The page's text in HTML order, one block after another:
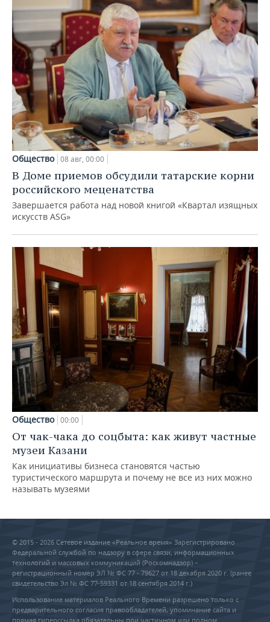
Общество 08 авг, 00:00
В Доме приемов обсудили татарские корни
российского меценатства
Завершается работа над новой книгой «Квартал изящных
искусств ASG»
Общество 00:00
От чак-чака до соцбыта: как живут частные
музеи Казани
Как инициативы бизнеса становятся частью
туристического маршрута и почему не все из них можно
называть музеями
© 2015 - 2026 Сетевое издание «Реальное время» Зарегистрировано
Федеральной службой по надзору в сфере связи, информационных
технологий и массовых коммуникаций (Роскомнадзор) –
регистрационный номер ЭЛ № ФС 77 - 79627 от 18 декабря 2020 г. (ранее
свидетельство Эл № ФС 77-59331 от 18 сентября 2014 г.)
Использование материалов Реального Времени разрешено только с
предварительного согласия правообладателей, упоминание сайта и
прямая гиперссылка обязательны при частичном или полном